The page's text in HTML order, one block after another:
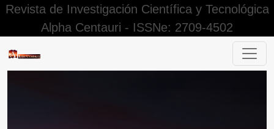
Revista de Investigación Científica y Tecnológica
Alpha Centauri - ISSNe: 2709-4502